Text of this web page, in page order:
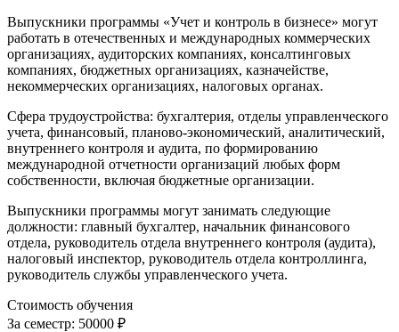
Выпускники программы «Учет и контроль в бизнесе» могут
работать в отечественных и международных коммерческих
организациях, аудиторских компаниях, консалтинговых
компаниях, бюджетных организациях, казначействе,
некоммерческих организациях, налоговых органах.
Сфера трудоустройства: бухгалтерия, отделы управленческого
учета, финансовый, планово-экономический, аналитический,
внутреннего контроля и аудита, по формированию
международной отчетности организаций любых форм
собственности, включая бюджетные организации.
Выпускники программы могут занимать следующие
должности: главный бухгалтер, начальник финансового
отдела, руководитель отдела внутреннего контроля (аудита),
налоговый инспектор, руководитель отдела контроллинга,
руководитель службы управленческого учета.
Стоимость обучения
За семестр: 50000 ₽